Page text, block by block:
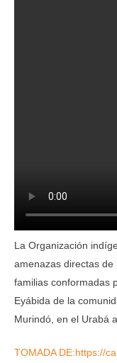
La Organización
amenazas directas
familias conformadas
Eyábida de la
Murindó, en el Urabá
TOMADA DE:https://